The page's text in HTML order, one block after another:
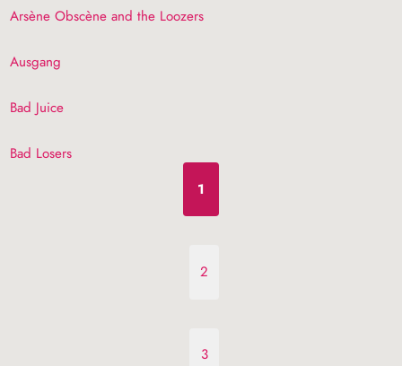
Arsène Obscène and the Loozers
Ausgang
Bad Juice
Bad Losers
1
2
3